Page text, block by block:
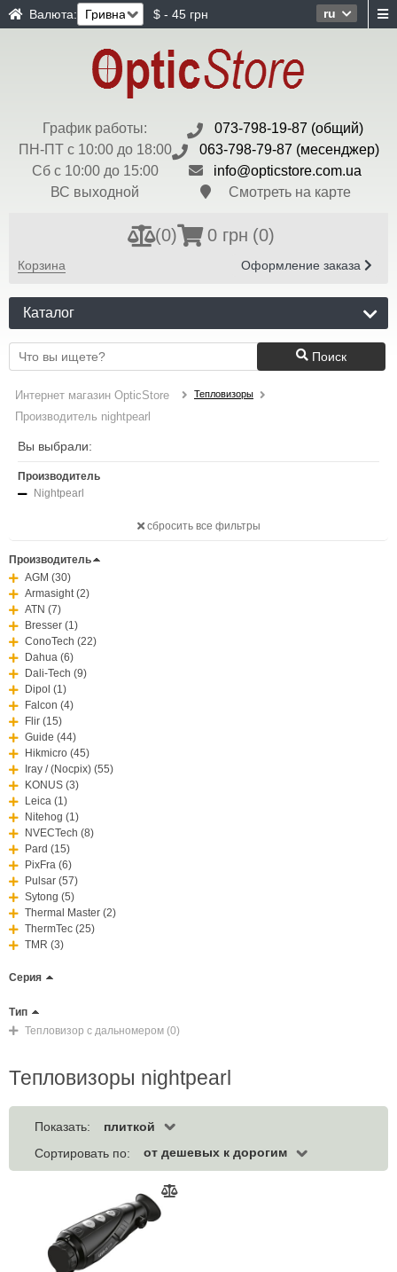
ru
Валюта: $ - 45 грн
График работы:
ПН-ПТ с 10:00 до 18:00
Сб с 10:00 до 15:00
ВС выходной
073-798-19-87 (общий)
063-798-79-87 (месенджер)
info@opticstore.com.ua
Смотреть на карте
(0) 0 грн (0)
Корзина Оформление заказа
Каталог
Поиск
Интернет магазин OpticStore Тепловизоры
Производитель nightpearl
Вы выбрали:
Производитель
Nightpearl
сбросить все фильтры
Производитель
AGM (30)
Armasight (2)
ATN (7)
Bresser (1)
ConoTech (22)
Dahua (6)
Dali-Tech (9)
Dipol (1)
Falcon (4)
Flir (15)
Guide (44)
Hikmicro (45)
Iray / (Nocpix) (55)
KONUS (3)
Leica (1)
Nitehog (1)
NVECTech (8)
Pard (15)
PixFra (6)
Pulsar (57)
Sytong (5)
Thermal Master (2)
ThermTec (25)
TMR (3)
Серия
Тип
Тепловизор с дальномером (0)
Тепловизоры nightpearl
Показать:
плиткой
Сортировать по:
от дешевых к дорогим